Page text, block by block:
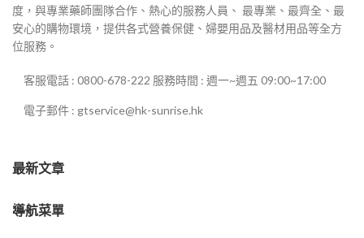
度，與專業藥師團隊合作、熱心的服務人員、 最專業、最齊全、最
安心的購物環境，提供各式營養保健、婦嬰用品及醫材用品等全方
位服務。
客服電話 : 0800-678-222 服務時間 : 週一~週五 09:00~17:00
電子郵件 : gtservice@hk-sunrise.hk
最新文章
導航菜單